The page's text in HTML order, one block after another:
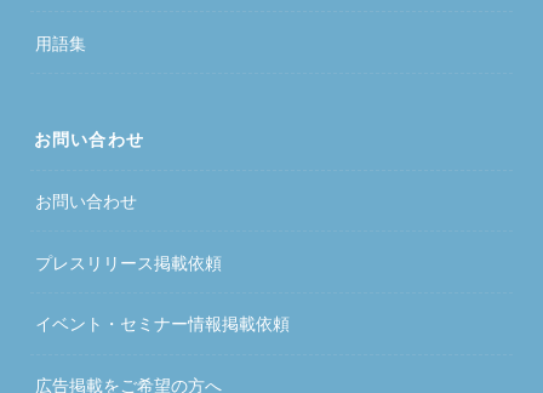
用語集
お問い合わせ
お問い合わせ
プレスリリース掲載依頼
イベント・セミナー情報掲載依頼
広告掲載をご希望の方へ